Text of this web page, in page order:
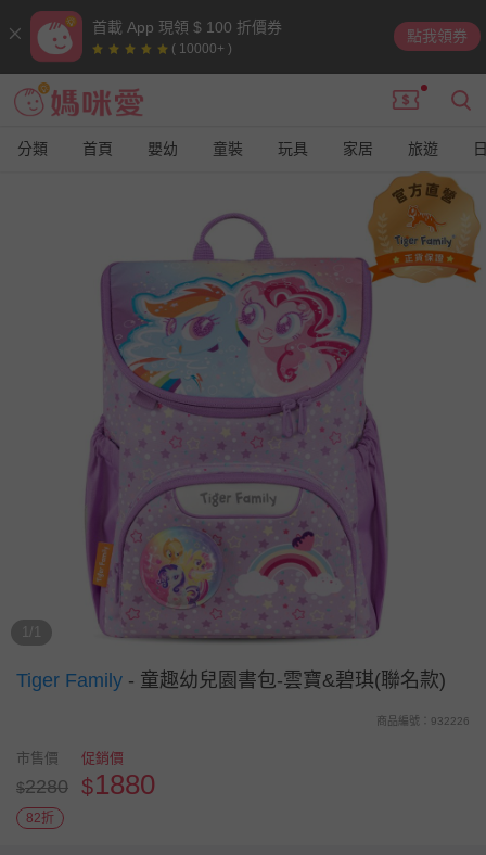
首載 App 現領 $ 100 折價券
( 10000+ )
點我領券
分類 首頁 嬰幼 童裝 玩具 家居 旅遊
1/1
Tiger Family - 童趣幼兒園書包-雲寶&碧琪(聯名款)
商品編號：932226
市售價
$2280
促銷價
$1880
82折